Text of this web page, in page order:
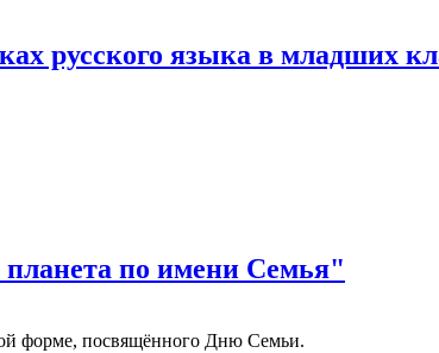
русского языка в младших
по имени Семья"
форме, посвящённого Дню Семьи.